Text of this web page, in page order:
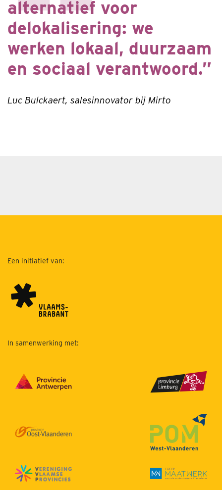
alternatief voor
delokalisering: we
werken lokaal, duurzaam
en sociaal verantwoord.”
Luc Bulckaert, salesinnovator bij Mirto
Een initiatief van:
In samenwerking met: